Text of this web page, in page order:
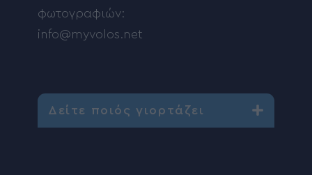
φωτογραφιών:
info@myvolos.net
Δείτε ποιός γιορτάζει